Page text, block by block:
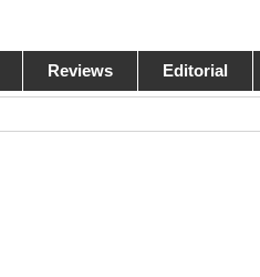
Reviews Editorial